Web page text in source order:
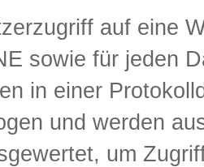
auf eine
sowie für jeden
in einer
und werden
um